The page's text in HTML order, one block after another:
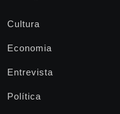
Cultura
Economia
Entrevista
Política